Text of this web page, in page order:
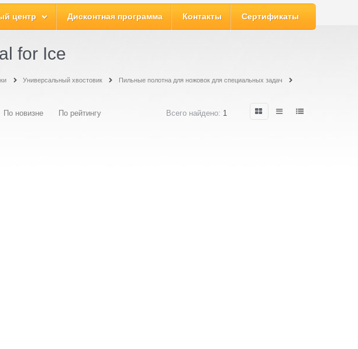
центр Дисконтная программа Контакты Сертификаты
for Ice
Универсальный хвостовик
Пильные полотна для ножовок для специальных задач
По новизне По рейтингу Всего найдено: 1